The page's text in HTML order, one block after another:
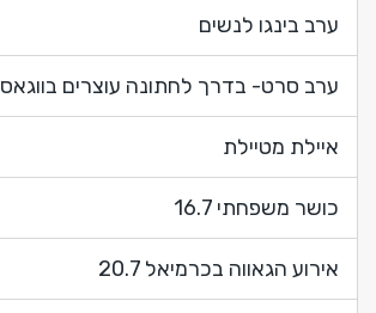
ערב בינגו לנשים
ערב סרט- בדרך לחתונה עוצרים בווגאס
איילת מטיילת
כושר משפחתי 16.7
אירוע הגאווה בכרמיאל 20.7